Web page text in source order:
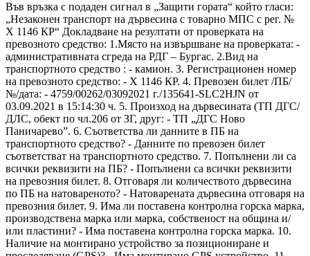
Във връзка с подаден сигнал в „Защити гората“ който гласи:
„Незаконен транспорт на дървесина с товарно МПС с рег. №
Х 1146 КР“ Докладване на резултати от проверката на
превозното средство: 1.Място на извършване на проверката: -
административната сгреда на РДГ – Бургас. 2.Вид на
транспортното средство : - камион. 3. Регистрационен номер
на превозното средство: - Х 1146 КР. 4. Превозен билет /ПБ/
№/дата: - 4759/00262/03092021 г./135641-SLC2HJN от
03.09.2021 в 15:14:30 ч. 5. Произход на дървесината (ТП ДГС/
ДЛС, обект по чл.206 от ЗГ, друг: - ТП „ДГС Ново
Паничарево”. 6. Съответства ли данните в ПБ на
транспортното средство? - Данните по превозен билет
съответстват на транспортното средство. 7. Попълнени ли са
всички реквизити на ПБ? - Попълнени са всички реквизити
на превозния билет. 8. Отговаря ли количеството дървесина
по ПБ на натовареното? - Натоварената дървесина отговаря на
превозния билет. 9. Има ли поставена контролна горска марка,
производствена марка или марка, собственост на община и/
или пластини? - Има поставена контролна горска марка. 10.
Наличие на монтирано устройство за позициониране и